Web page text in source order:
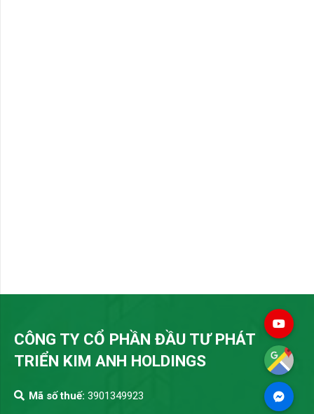
CÔNG TY CỔ PHẦN ĐẦU TƯ PHÁT
TRIỂN KIM ANH HOLDINGS
Mã số thuế: 3901349923